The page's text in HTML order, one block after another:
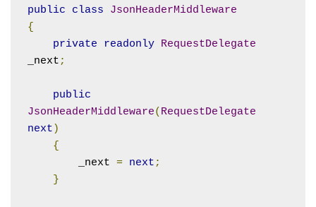
public class
JsonHeaderMiddleware
{
private
readonly RequestDelegate
_next;
public
JsonHeaderMiddleware( RequestDelegate
next )
{
        _next
= next;
}